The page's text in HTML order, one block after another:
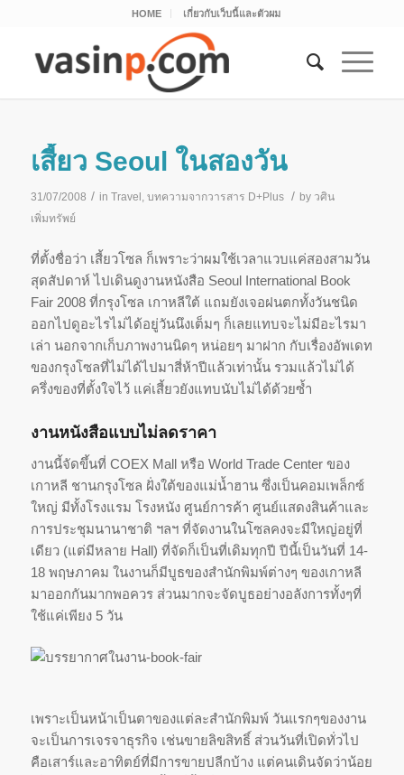
HOME เกี่ยวกับเว็บนี้และตัวผม
เสี้ยว Seoul ในสองวัน
31/07/2008 / in Travel , บทความจากวารสาร D+Plus / by วศิน
เพิ่มทรัพย์
ที่ตั้งชื่อว่า เสี้ยวโซล ก็เพราะว่าผมใช้เวลาแวบแค่สองสามวัน
สุดสัปดาห์ ไปเดินดูงานหนังสือ Seoul International Book
Fair 2008 ที่กรุงโซล เกาหลีใต้ แถมยังเจอฝนตกทั้งวันชนิด
ออกไปดูอะไรไม่ได้อยู่วันนึงเต็มๆ ก็เลยแทบจะไม่มีอะไรมา
เล่า นอกจากเก็บภาพงานนิดๆ หน่อยๆ มาฝาก กับเรื่องอัพเดท
ของกรุงโซลที่ไม่ได้ไปมาสี่ห้าปีแล้วเท่านั้น รวมแล้วไม่ได้
ครึ่งของที่ตั้งใจไว้ แค่เสี้ยวยังแทบนับไม่ได้ด้วยซ้ำ
งานหนังสือแบบไม่ลดราคา
งานนี้จัดขึ้นที่ COEX Mall หรือ World Trade Center ของ
เกาหลี ชานกรุงโซล ฝั่งใต้ของแม่น้ำฮาน ซึ่งเป็นคอมเพล็กซ์
ใหญ่ มีทั้งโรงแรม โรงหนัง ศูนย์การค้า ศูนย์แสดงสินค้าและ
การประชุมนานาชาติ ฯลฯ ที่จัดงานในโซลคงจะมีใหญ่อยู่ที่
เดียว (แต่มีหลาย Hall) ที่จัดก็เป็นที่เดิมทุกปี ปีนี้เป็นวันที่ 14-
18 พฤษภาคม ในงานก็มีบูธของสำนักพิมพ์ต่างๆ ของเกาหลี
มาออกกันมากพอควร ส่วนมากจะจัดบูธอย่างอลังการทั้งๆที่
ใช้แค่เพียง 5 วัน
เพราะเป็นหน้าเป็นตาของแต่ละสำนักพิมพ์ วันแรกๆของงาน
จะเป็นการเจรจาธุรกิจ เช่นขายลิขสิทธิ์ ส่วนวันที่เปิดทั่วไป
คือเสาร์และอาทิตย์ที่มีการขายปลีกบ้าง แต่คนเดินจัดว่าน้อย